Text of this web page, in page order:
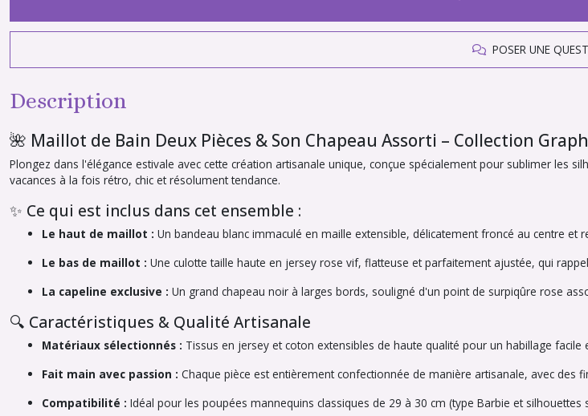
POSER UNE
Description
🌺 Maillot de Bain Deux Pièces & Son Chapeau Assorti – Collection
Plongez dans l'élégance estivale avec cette création artisanale unique, conçue spécialement pour sublimer les
vacances à la fois rétro, chic et résolument tendance.
✨ Ce qui est inclus dans cet ensemble :
Le haut de maillot : Un bandeau blanc immaculé en maille extensible, délicatement froncé au centre
Le bas de maillot : Une culotte taille haute en jersey rose vif, flatteuse et parfaitement ajustée, qui
La capeline exclusive : Un grand chapeau noir à larges bords, souligné d'un point de surpiqûre rose
🔍 Caractéristiques & Qualité Artisanale
Matériaux sélectionnés : Tissus en jersey et coton extensibles de haute qualité pour un habillage facile
Fait main avec passion : Chaque pièce est entièrement confectionnée de manière artisanale, avec des
Compatibilité : Idéal pour les poupées mannequins classiques de 29 à 30 cm (type Barbie et silhouettes